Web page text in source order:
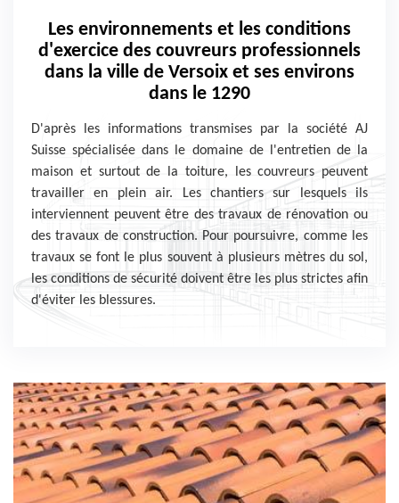
Les environnements et les conditions
d'exercice des couvreurs professionnels
dans la ville de Versoix et ses environs
dans le 1290
D'après les informations transmises par la société AJ
Suisse spécialisée dans le domaine de l'entretien de la
maison et surtout de la toiture, les couvreurs peuvent
travailler en plein air. Les chantiers sur lesquels ils
interviennent peuvent être des travaux de rénovation ou
des travaux de construction. Pour poursuivre, comme les
travaux se font le plus souvent à plusieurs mètres du sol,
les conditions de sécurité doivent être les plus strictes afin
d'éviter les blessures.